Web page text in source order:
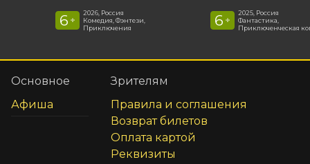
6 +
2026, Россия
Комедия, Фэнтези,
Приключения
6 +
2025, Россия
Фантастика,
Приключенческая
Основное
Афиша
Зрителям
Правила и соглашения
Возврат билетов
Оплата картой
Реквизиты